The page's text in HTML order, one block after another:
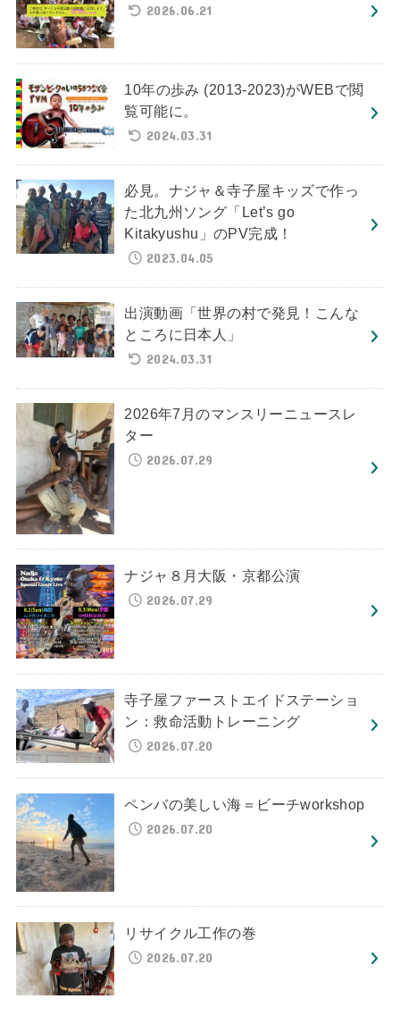
2026.06.21
10年の歩み (2013-2023)がWEBで閲
覧可能に。
2024.03.31
必見。ナジャ＆寺子屋キッズで作っ
た北九州ソング「Let’s go
Kitakyushu」のPV完成！
2023.04.05
出演動画「世界の村で発見！こんな
ところに日本人」
2024.03.31
2026年7月のマンスリーニュースレ
ター
2026.07.29
ナジャ８月大阪・京都公演
2026.07.29
寺子屋ファーストエイドステーショ
ン：救命活動トレーニング
2026.07.20
ペンバの美しい海＝ビーチworkshop
2026.07.20
リサイクル工作の巻
2026.07.20